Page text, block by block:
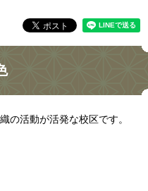
の活動が活発な校区です。